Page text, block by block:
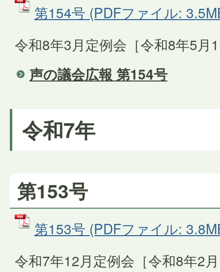
第154号 (PDFファイル:
令和8年3月定例会［令和8年5月
声の議会広報 第154号
令和7年
第153号
第153号 (PDFファイル:
令和7年12月定例会［令和8年2